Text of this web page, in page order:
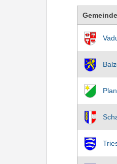
Gemeinde